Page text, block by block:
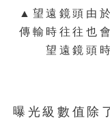
▲望遠鏡頭由
傳輸時往往也
望遠鏡頭
曝光級數值除